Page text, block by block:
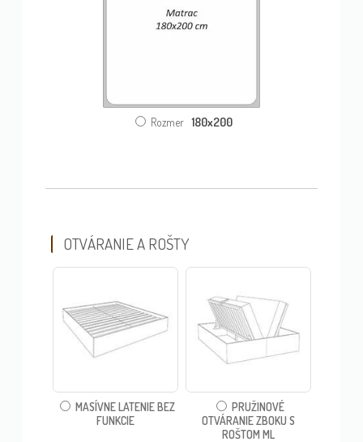
Rozmer 180x200
OTVÁRANIE A ROŠTY
MASÍVNE LATENIE BEZ
FUNKCIE
PRUŽINOVÉ
OTVÁRANIE ZBOKU S
ROŠTOM ML